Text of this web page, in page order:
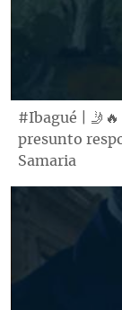
#Ibagué |
presunto
Samaria